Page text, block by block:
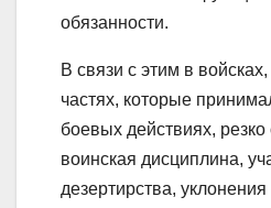
обязанности.
В связи с этим в
частях, которые
боевых действиях, резко
воинская дисциплина,
дезертирства,